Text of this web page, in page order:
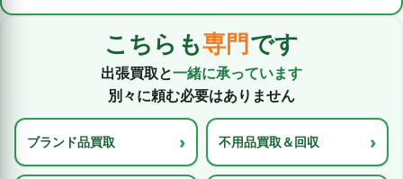
こちらも専門です
出張買取と一緒に承っています
別々に頼む必要はありません
ブランド品買取 › 不用品買取＆回収 ›